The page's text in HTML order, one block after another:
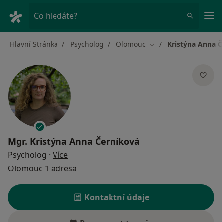
Co hledáte?
Hlavní Stránka Psycholog Olomouc Změna města
Kristýna Anna
Mgr. Kristýna Anna Černíková
Psycholog · Více
Olomouc 1 adresa
Kontaktní údaje